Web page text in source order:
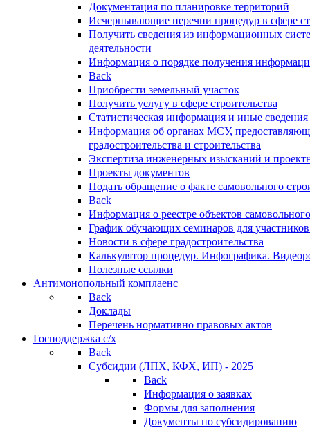
Документация по планировке территорий
Исчерпывающие перечни процедур в сфере
Получить сведения из информационных
деятельности
Информация о порядке получения
Back
Приобрести земельный участок
Получить услугу в сфере строительства
Статистическая информация и иные сведения
Информация об органах МСУ,
градостроительства и строительства
Экспертиза инженерных изысканий и
Проекты документов
Подать обращение о факте самовольного
Back
Информация о реестре объектов
График обучающих семинаров для участников
Новости в сфере градостроительства
Калькулятор процедур. Инфографика.
Полезные ссылки
Антимонопольный комплаенс
Back
Доклады
Перечень нормативно правовых актов
Господдержка с/х
Back
Субсидии (ЛПХ, КФХ, ИП) - 2025
Back
Информация о заявках
Формы для заполнения
Документы по субсидированию